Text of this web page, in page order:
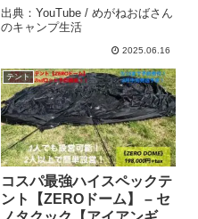
ん – めがねおばさんのキャ
ンプ生活
出典：YouTube / めがねおばさん
のキャンプ生活
2025.06.16
テント
コスパ最強ハイスペックテ
ント【ZEROドーム】 – セ